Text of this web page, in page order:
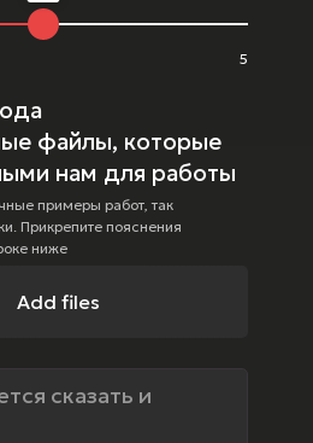
5
файлы, которые
нам для работы
примеры работ, так
Прикрепите пояснения
ниже
Add files